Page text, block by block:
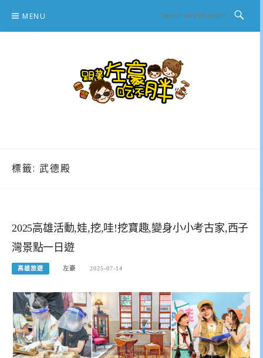
content
MENU
標籤: 武德殿
2025高雄活動,娃,挖,哇!挖寶趣,變身小小考古家,西子
灣景點一日遊
高雄旅遊 左豪 2025-07-14